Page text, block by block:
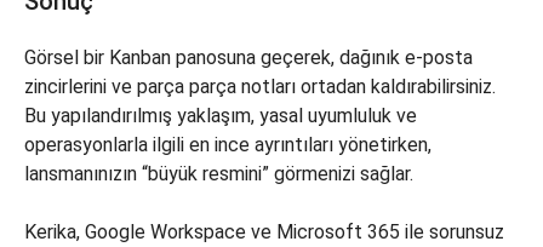
Görsel bir Kanban panosuna geçerek, dağınık e-posta
zincirlerini ve parça parça notları ortadan kaldırabilirsiniz.
Bu yapılandırılmış yaklaşım, yasal uyumluluk ve
operasyonlarla ilgili en ince ayrıntıları yönetirken,
lansmanınızın “büyük resmini” görmenizi sağlar.
Kerika, Google Workspace ve Microsoft 365 ile sorunsuz